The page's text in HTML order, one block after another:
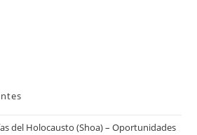
del Holocausto (Shoa) – Oportunidades